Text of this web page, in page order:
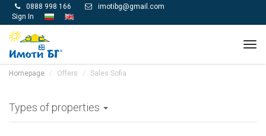
 0888 998 166 
imotibg@gmail.com
Sign In
Homepage Offers Sales Sofia
Types of properties